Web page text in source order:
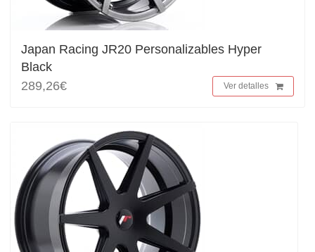
Japan Racing JR20 Personalizables Hyper
Black
289,26€
Ver detalles